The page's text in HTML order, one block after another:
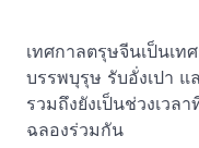
เทศกาลตรุษจีนเป็นเ
บรรพบุรุษ รับอั่งเปา
รวมถึงยังเป็นช่วงเวล
ฉลองร่วมกัน